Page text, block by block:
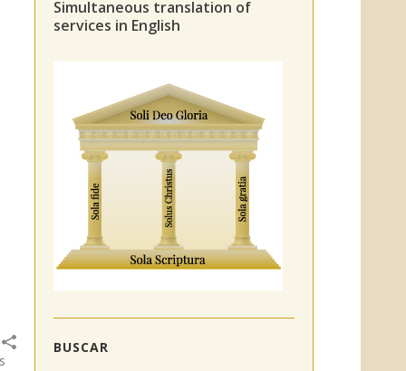
Simultaneous translation of
services in English
BUSCAR